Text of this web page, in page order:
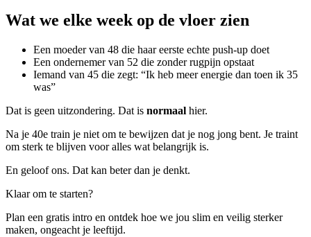
Wat we elke week op de vloer zien
Een moeder van 48 die haar eerste echte push-up doet
Een ondernemer van 52 die zonder rugpijn opstaat
Iemand van 45 die zegt: “Ik heb meer energie dan toen ik 35
was”
Dat is geen uitzondering. Dat is normaal hier.
Na je 40e train je niet om te bewijzen dat je nog jong bent. Je traint
om sterk te blijven voor alles wat belangrijk is.
En geloof ons. Dat kan beter dan je denkt.
Klaar om te starten?
Plan een gratis intro en ontdek hoe we jou slim en veilig sterker
maken, ongeacht je leeftijd.